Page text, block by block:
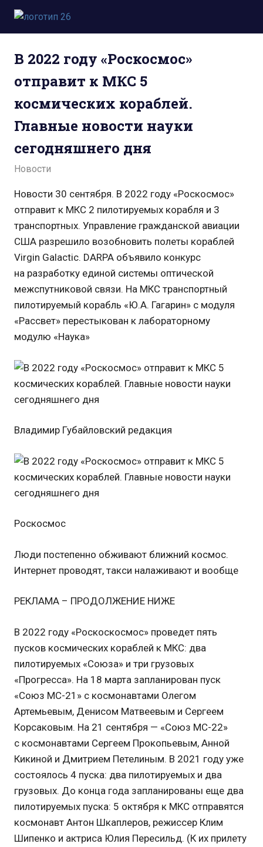
Пропустить
перейти
содержимому
космосе.
фото,
юмор,
база
знаний.
В 2022 году «Роскосмос»
отправит к МКС 5
космических кораблей.
Главные новости науки
сегодняшнего дня
30.09.2021
admin
Новости
Новости 30 сентября. В 2022 году «Роскосмос»
отправит к МКС 2 пилотируемых корабля и 3
транспортных. Управление гражданской авиации
США разрешило возобновить полеты кораблей
Virgin Galactic. DARPA объявило конкурс
на разработку единой системы оптической
межспутниковой связи. На МКС транспортный
пилотируемый корабль «Ю.А. Гагарин» с модуля
«Рассвет» перестыкован к лабораторному
модулю «Наука»
Владимир Губайловский редакция
Роскосмос
Люди постепенно обживают ближний космос.
Интернет проводят, такси налаживают и вообще
РЕКЛАМА – ПРОДОЛЖЕНИЕ НИЖЕ
В 2022 году «Роскоскосмос» проведет пять
пусков космических кораблей к МКС: два
пилотируемых «Союза» и три грузовых
«Прогресса». На 18 марта запланирован пуск
«Союз МС-21» с космонавтами Олегом
Артемьевым, Денисом Матвеевым и Сергеем
Корсаковым. На 21 сентября — «Союз МС-22»
с космонавтами Сергеем Прокопьевым, Анной
Кикиной и Дмитрием Петелиным. В 2021 году уже
состоялось 4 пуска: два пилотируемых и два
грузовых. До конца года запланированы еще два
пилотируемых пуска: 5 октября к МКС отправятся
космонавт Антон Шкаплеров, режиссер Клим
Шипенко и актриса Юлия Пересильд. (К их прилету